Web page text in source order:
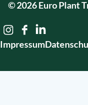
© 2026 Euro Plant
Impressum